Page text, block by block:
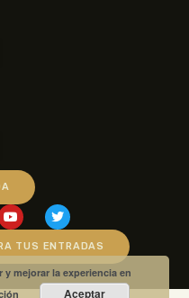
TUS ENTRADAS
mejorar la experiencia en
Aceptar